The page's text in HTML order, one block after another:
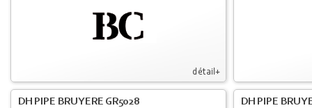
détail+
DH PIPE BRUYERE GR5028 DH PIPE